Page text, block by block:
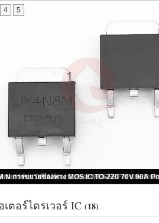
80A TO-252 N รูปแบบการขยายช่องทาง
4 5
ตอร์ไดรเวอร์ IC (18)